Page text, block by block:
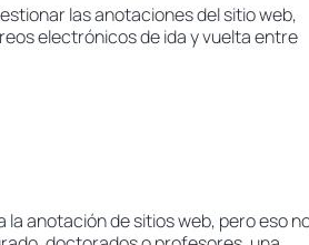
las anotaciones del sitio web,
electrónicos de ida y vuelta entre
la anotación de sitios web, pero eso